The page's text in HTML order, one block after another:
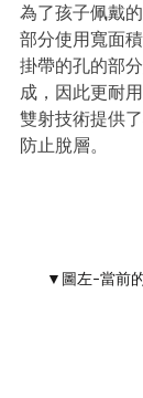
為了孩子佩戴
部分使用寬面
掛帶的孔的部
成，因此更耐
雙射技術提供
防止脫層。
▼圖左-當前